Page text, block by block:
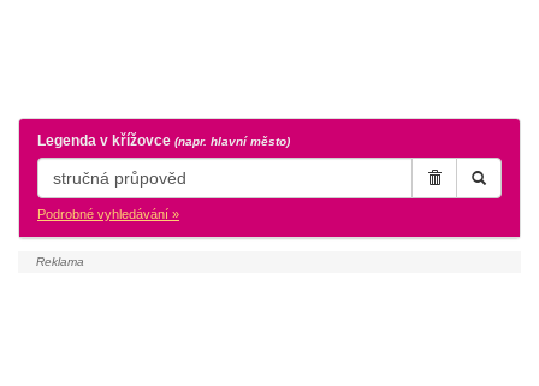
Legenda v křížovce (napr. hlavní město)
Podrobné vyhledávání »